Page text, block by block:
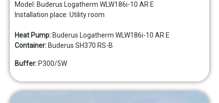
Model: Buderus Logatherm WLW186i-10 AR E
Installation place: Utility room
Heat Pump: Buderus Logatherm WLW186i-10 AR E
Container: Buderus SH370 RS-B
Buffer: P300/5W